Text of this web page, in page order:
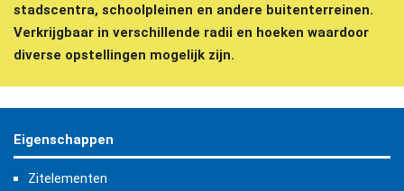
stadscentra, schoolpleinen en andere buitenterreinen.
Verkrijgbaar in verschillende radii en hoeken waardoor
diverse opstellingen mogelijk zijn.
Eigenschappen
Zitelementen